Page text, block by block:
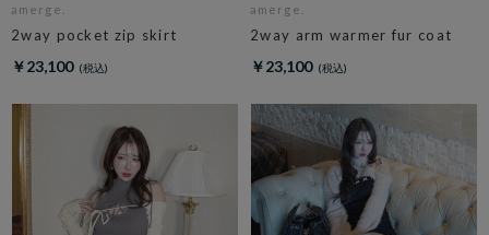
amerge.
2way pocket zip skirt
￥23,100
amerge.
2way arm warmer fur coat
￥23,100